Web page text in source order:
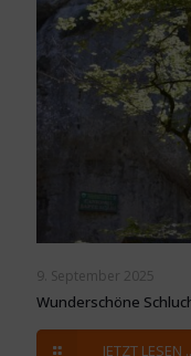
9. September 2025
Wunderschöne
JETZT LESEN